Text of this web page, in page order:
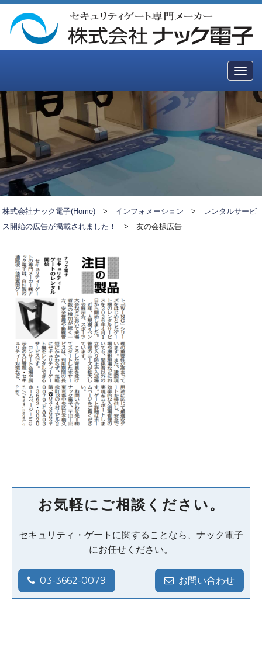
株式会社ナック電子(Home) > インフォメーション >
レンタルサービ
ス開始の広告が掲載されました！
>友の会様広告
お気軽にご相談ください。
セキュリティ・ゲートに関することなら、ナック電子
にお任せください。
03-3662-0079 お問い合わせ